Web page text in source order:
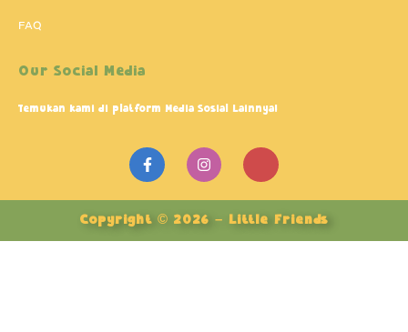
FAQ
Our Social Media
Temukan kami di platform Media Sosial Lainnya!
F
a
c
e
b
o
o
I
n
s
t
a
g
r
J
i
-
y
o
u
Copyright © 2026 – Little Friends